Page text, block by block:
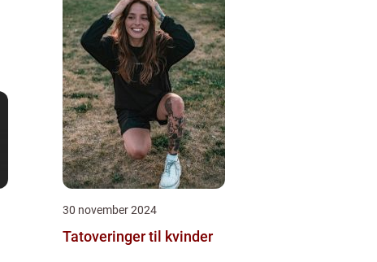
30 november 2024
Tatoveringer til kvinder